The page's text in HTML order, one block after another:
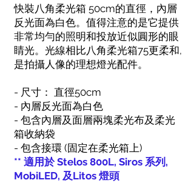
快裝八角柔光箱 50cm的直徑，內層
反光面為白色。值得注意的是它提供
非常均勻的照明和投放近似圓形的眼
睛光。光線相比八角柔光箱75更柔和,
是拍攝人像的理想燈光配件。
- 尺寸： 直徑50cm
- 內層反光面為白色
- 包含內層及面層兩塊柔光布及柔光
箱收納袋
- 包含接環 (固定在柔光箱上)
** 適用於 Stelos 800L, Siros 系列,
MobiLED, 及Litos 燈頭